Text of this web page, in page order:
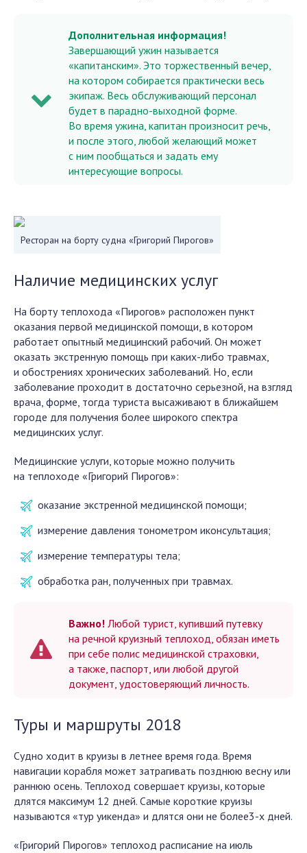
Дополнительная информация!
Завершающий ужин называется
«капитанским». Это торжественный вечер,
на котором собирается практически весь
экипаж. Весь обслуживающий персонал
будет в парадно-выходной форме.
Во время ужина, капитан произносит речь,
и после этого, любой желающий может
с ним пообщаться и задать ему
интересующие вопросы.
Ресторан на борту судна «Григорий Пирогов»
Наличие медицинских услуг
На борту теплохода «Пирогов» расположен пункт
оказания первой медицинской помощи, в котором
работает опытный медицинский рабочий. Он может
оказать экстренную помощь при каких-либо травмах,
и обострениях хронических заболеваний. Но, если
заболевание проходит в достаточно серьезной, на взгляд
врача, форме, тогда туриста высаживают в ближайшем
городе для получения более широкого спектра
медицинских услуг.
Медицинские услуги, которые можно получить
на теплоходе «Григорий Пирогов»:
оказание экстренной медицинской помощи;
измерение давления тонометром иконсультация;
измерение температуры тела;
обработка ран, полученных при травмах.
Важно! Любой турист, купивший путевку
на речной круизный теплоход, обязан иметь
при себе полис медицинской страховки,
а также, паспорт, или любой другой
документ, удостоверяющий личность.
Туры и маршруты 2018
Судно ходит в круизы в летнее время года. Время
навигации корабля может затрагивать позднюю весну или
раннюю осень. Теплоход совершает круизы, которые
длятся максимум 12 дней. Самые короткие круизы
называются «тур уикенда» и длятся они не более3-х дней.
«Григорий Пирогов» теплоход расписание на июль